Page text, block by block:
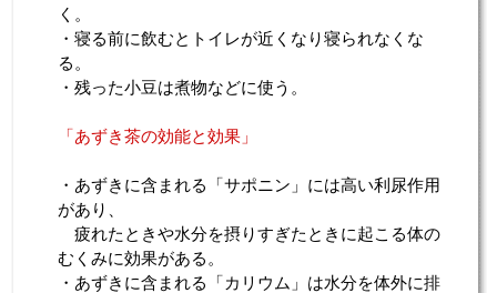
く。
・寝る前に飲むとトイレが近くなり寝られなくな
る。
・残った小豆は煮物などに使う。
「あずき茶の効能と効果」
・あずきに含まれる「サポニン」には高い利尿作用
があり、
疲れたときや水分を摂りすぎたときに起こる体の
むくみに効果がある。
・あずきに含まれる「カリウム」は水分を体外に排